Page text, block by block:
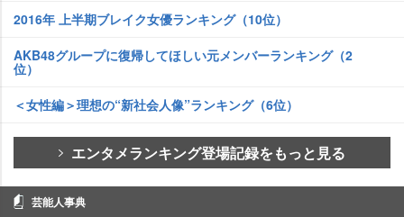
2016年 上半期ブレイク女優ランキング（10位）
AKB48グループに復帰してほしい元メンバーランキング（2
位）
＜女性編＞理想の“新社会人像”ランキング（6位）
エンタメランキング登場記録をもっと見る
芸能人事典